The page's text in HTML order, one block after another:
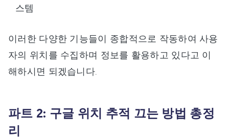
스템
이러한 다양한 기능들이 종합적으로 작동하여 사용
자의 위치를 수집하며 정보를 활용하고 있다고 이
해하시면 되겠습니다.
파트 2: 구글 위치 추적 끄는 방법 총정
리